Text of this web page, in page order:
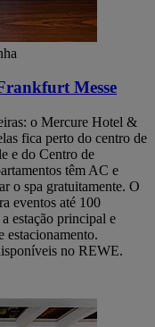
Messe
o Mercure Hotel &
fica perto do centro de
e do Centro de
têm AC e
o spa gratuitamente. O
eventos até 100
estação principal e
estacionamento.
no REWE.